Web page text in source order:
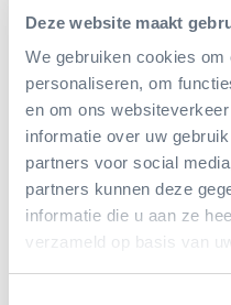
Deze website maakt
We gebruiken cookies
personaliseren, om
en om ons
informatie over uw
partners voor social
partners kunnen deze
informatie die u aan ze
verzameld op basis van
te werken.
enthousiast denken
zijn ingesteld op
is geen enkel
meerdere
doorloop gaat erg
lunch een hele
sfeer, mede dankzij
daarbij is de locatie